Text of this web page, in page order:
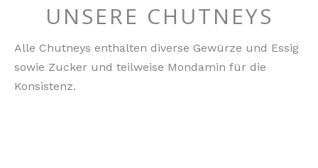
Alle Chutneys enthalten diverse Gewürze und Essig
sowie Zucker und teilweise Mondamin für die
Konsistenz.
UNSERE CHUTNEYS